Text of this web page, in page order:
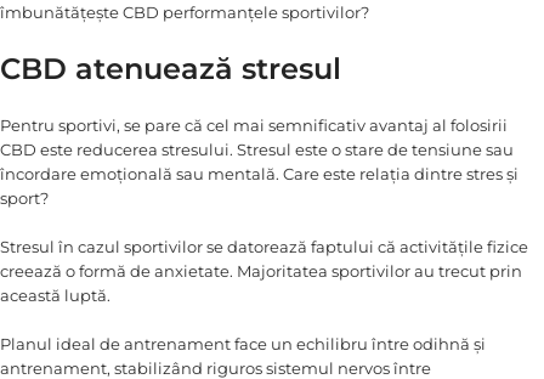
îmbunătățește CBD performanțele sportivilor?
CBD atenuează stresul
Pentru sportivi, se pare că cel mai semnificativ avantaj al folosirii
CBD este reducerea stresului. Stresul este o stare de tensiune sau
încordare emoțională sau mentală. Care este relația dintre stres și
sport?
Stresul în cazul sportivilor se datorează faptului că activitățile fizice
creează o formă de anxietate. Majoritatea sportivilor au trecut prin
această luptă.
Planul ideal de antrenament face un echilibru între odihnă și
antrenament, stabilizând riguros sistemul nervos între